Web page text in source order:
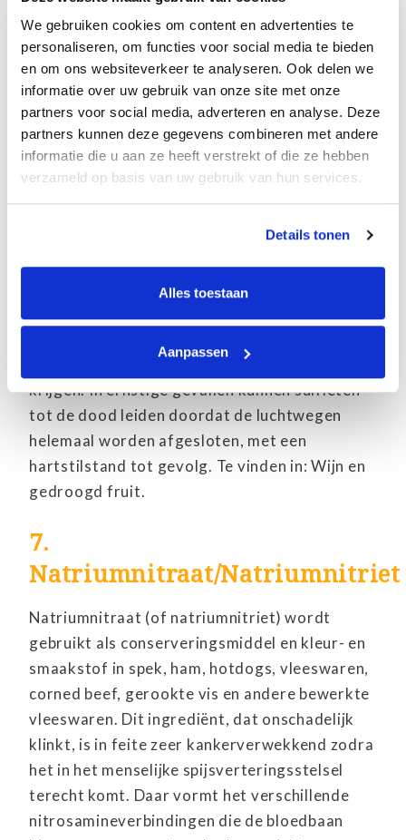
We gebruiken cookies om content en advertenties te
personaliseren, om functies voor social media te bieden
en om ons websiteverkeer te analyseren. Ook delen we
informatie over uw gebruik van onze site met onze
partners voor social media, adverteren en analyse. Deze
partners kunnen deze gegevens combineren met andere
informatie die u aan ze heeft verstrekt of die ze hebben
verzameld op basis van uw gebruik van hun services.
Details tonen
Alles toestaan
Aanpassen
veroorzaken. Te vinden in: Amerikaanse
kaas, macaroni met kaas, snoep en
frisdranken, limonade en meer.
6. Natriumsulfiet (E221)
Een conserveringsmiddel dat wordt gebruikt
bij de wijnproductie en andere bewerkte
100 mensen overgevoelig voor sulfieten in
voeding. De meerderheid van deze mensen zijn
astmatisch, wat suggereert dat er een verband
hoofdpijnen, ademhalingsproblemen en uitslag
krijgen. In ernstige gevallen kunnen sulfieten
tot de dood leiden doordat de luchtwegen
helemaal worden afgesloten, met een
hartstilstand tot gevolg. Te vinden in: Wijn en
gedroogd fruit.
7.
Natriumnitraat/Natriumnitriet
Natriumnitraat (of natriumnitriet) wordt
gebruikt als conserveringsmiddel en kleur- en
smaakstof in spek, ham, hotdogs, vleeswaren,
corned beef, gerookte vis en andere bewerkte
vleeswaren. Dit ingrediënt, dat onschadelijk
klinkt, is in feite zeer kankerverwekkend zodra
het in het menselijke spijsverteringsstelsel
terecht komt. Daar vormt het verschillende
nitrosamineverbindingen die de bloedbaan